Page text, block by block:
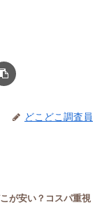
どこどこ調査員
が安い？コスパ重視